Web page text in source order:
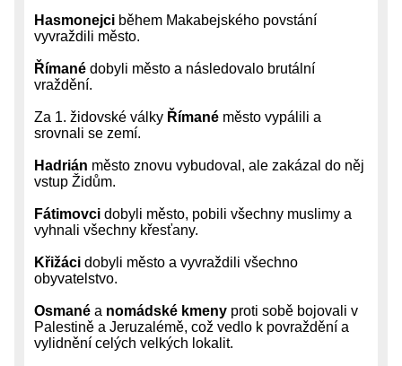
Hasmonejci během Makabejského povstání
vyvraždili město.
Římané dobyli město a následovalo brutální
vraždění.
Za 1. židovské války Římané město vypálili a
srovnali se zemí.
Hadrián město znovu vybudoval, ale zakázal do něj
vstup Židům.
Fátimovci dobyli město, pobili všechny muslimy a
vyhnali všechny křesťany.
Křižáci dobyli město a vyvraždili všechno
obyvatelstvo.
Osmané a nomádské kmeny proti sobě bojovali v
Palestině a Jeruzalémě, což vedlo k povraždění a
vylidnění celých velkých lokalit.